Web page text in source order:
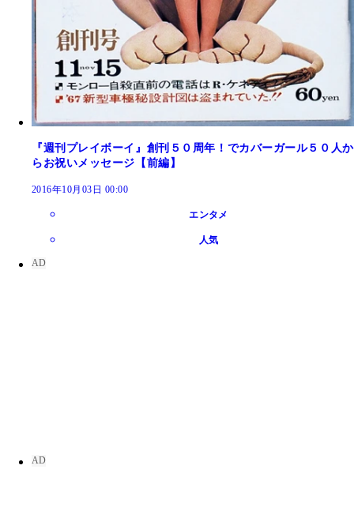
『週刊プレイボーイ』創刊５０周年！でカバーガール５０人か
らお祝いメッセージ【前編】
2016年10月03日 00:00
エンタメ
人気